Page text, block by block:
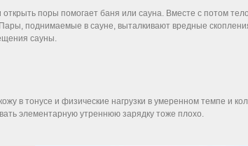
поры помогает баня или сауна. Вместе с потом
поднимаемые в сауне, выталкивают вредные
сауны.
в тонусе и физические нагрузки в умеренном темпе и
элементарную утреннюю зарядку тоже плохо.